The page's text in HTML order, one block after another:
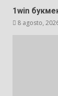
1win
8 agosto,